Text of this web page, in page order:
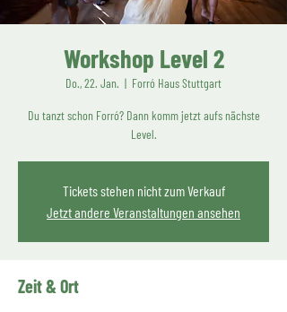
Workshop Level 2
Do., 22. Jan.
  |
Forró Haus Stuttgart
Du tanzt schon Forró? Dann komm jetzt aufs nächste
Level.
Tickets stehen nicht zum Verkauf
Jetzt andere Veranstaltungen ansehen
Zeit & Ort